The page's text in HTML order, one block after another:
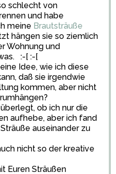
schlecht von
und habe
meine Brautsträuße
hängen sie so ziemlich
Wohnung und
:-[ :-[
Idee, wie ich diese
daß sie irgendwie
kommen, aber nicht
ob ich nur die
aufhebe, aber ich fand
auseinander zu
nicht so der kreative
Euren Sträußen